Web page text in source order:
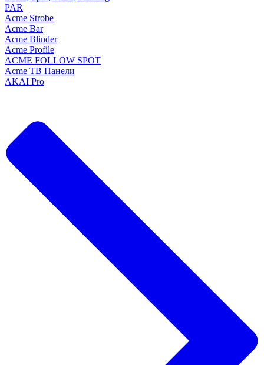
PAR
Acme Strobe
Acme Bar
Acme Blinder
Acme Profile
ACME FOLLOW SPOT
Acme ТВ Панели
AKAI Pro